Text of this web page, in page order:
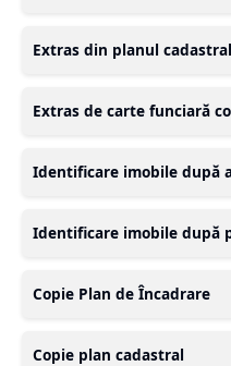
Extras din planul
Extras de carte funciară
Identificare imobile după
Identificare imobile după
Copie Plan de Încadrare
Copie plan cadastral